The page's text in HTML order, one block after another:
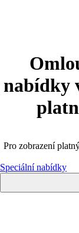
nabídky
Pro zobrazení
Speciální nabídky